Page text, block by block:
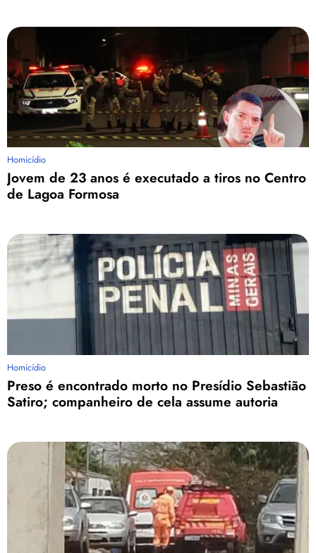
Homicídio
Jovem de 23 anos é executado a tiros no Centro
de Lagoa Formosa
Homicídio
Preso é encontrado morto no Presídio Sebastião
Satiro; companheiro de cela assume autoria